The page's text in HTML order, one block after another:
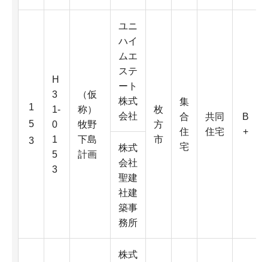
1
5
3
H
3
1-
0
1
5
3
（仮
称）
牧野
下島
計画
ユニ
ハイ
ムエ
ステ
ート
株式
会社
枚
方
市
集
合
住
宅
共同
住宅
B
+
株式
会社
聖建
社建
築事
務所
株式